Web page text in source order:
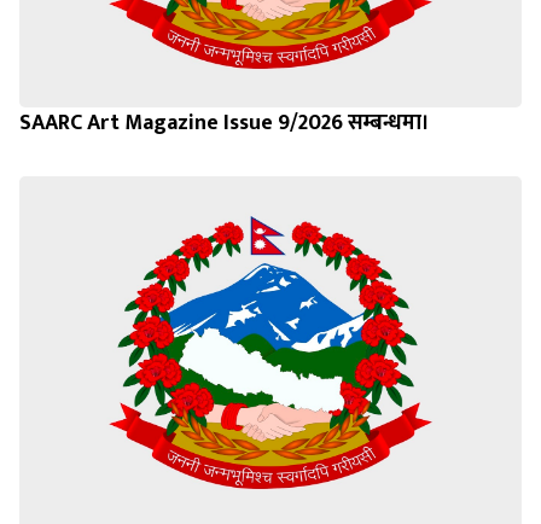
SAARC Art Magazine Issue 9/2026 सम्बन्धमा।